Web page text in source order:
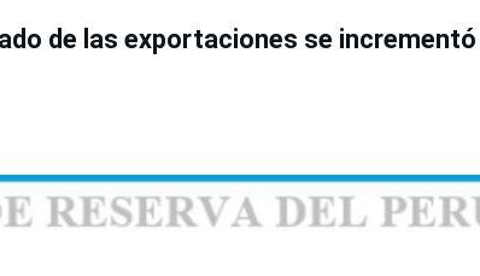
de las exportaciones se